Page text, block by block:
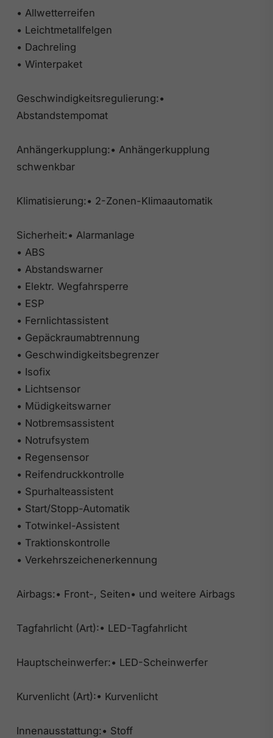
• Allwetterreifen
• Leichtmetallfelgen
• Dachreling
• Winterpaket
Geschwindigkeitsregulierung:•
Abstandstempomat
Anhängerkupplung:• Anhängerkupplung
schwenkbar
Klimatisierung:• 2-Zonen-Klimaautomatik
Sicherheit:• Alarmanlage
• ABS
• Abstandswarner
• Elektr. Wegfahrsperre
• ESP
• Fernlichtassistent
• Gepäckraumabtrennung
• Geschwindigkeitsbegrenzer
• Isofix
• Lichtsensor
• Müdigkeitswarner
• Notbremsassistent
• Notrufsystem
• Regensensor
• Reifendruckkontrolle
• Spurhalteassistent
• Start/Stopp-Automatik
• Totwinkel-Assistent
• Traktionskontrolle
• Verkehrszeichenerkennung
Airbags:• Front-, Seiten• und weitere Airbags
Tagfahrlicht (Art):• LED-Tagfahrlicht
Hauptscheinwerfer:• LED-Scheinwerfer
Kurvenlicht (Art):• Kurvenlicht
Innenausstattung:• Stoff